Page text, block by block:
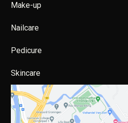
Make-up
Nailcare
Pedicure
Skincare